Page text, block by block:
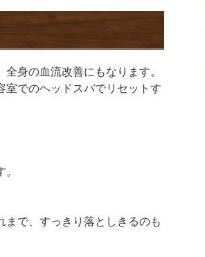
身の血流改善にもなります。
室でのヘッドスパでリセットす
まで、すっきり落としきるのも